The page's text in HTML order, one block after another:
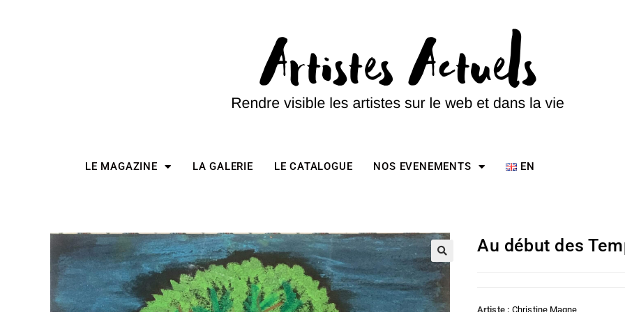
LE MAGAZINE LA GALERIE LE CATALOGUE NOS EVENEMENTS EN
Au début des
Artiste : Christine Magne